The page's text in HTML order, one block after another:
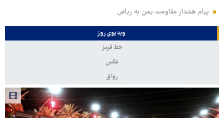
پیام هشدار مقاومت یمن به ریاض
ویدیوی روز
خط قرمز
عکس
رواق